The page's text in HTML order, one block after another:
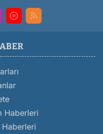
Haberleri